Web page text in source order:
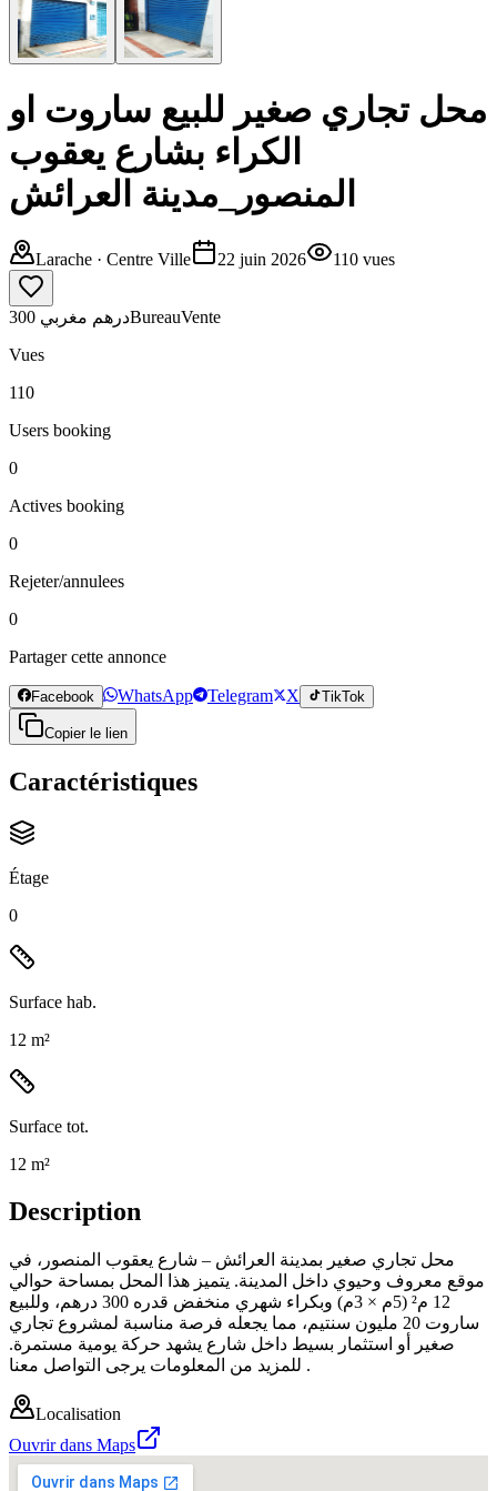
محل تجاري صغير للبيع ساروت او
الكراء بشارع يعقوب
المنصور_مدينة العرائش
Larache · Centre Ville 22 juin 2026 110 vues
300 درهم مغربيBureauVente
Vues
110
Users booking
0
Actives booking
0
Rejeter/annulees
0
Partager cette annonce
Facebook WhatsApp Telegram X TikTok
Copier le lien
Caractéristiques
Étage
0
Surface hab.
12 m²
Surface tot.
12 m²
Description
محل تجاري صغير بمدينة العرائش – شارع يعقوب المنصور، في
موقع معروف وحيوي داخل المدينة. يتميز هذا المحل بمساحة حوالي
12 م² (5م × 3م) وبكراء شهري منخفض قدره 300 درهم، وللبيع
ساروت 20 مليون سنتيم، مما يجعله فرصة مناسبة لمشروع تجاري
صغير أو استثمار بسيط داخل شارع يشهد حركة يومية مستمرة.
للمزيد من المعلومات يرجى التواصل معنا .
Localisation
Ouvrir dans Maps